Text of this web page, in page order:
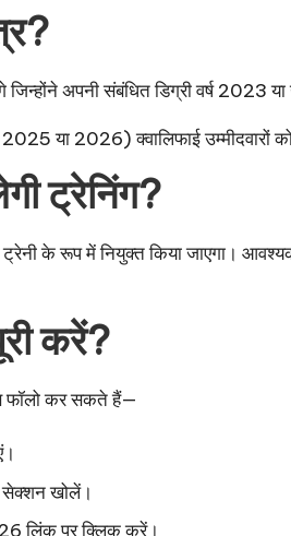
अपनी संबंधित डिग्री वर्ष 2023
2026) क्वालिफाई उम्मीदवारों को
ट्रेनिंग?
के रूप में नियुक्त किया जाएगा।
करें?
फॉलो कर सकते हैं—
खोलें।
लिंक पर क्लिक करें।